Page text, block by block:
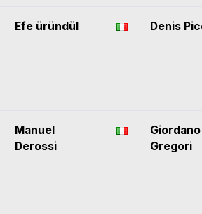
Efe üründül Denis
Manuel
Derossi
Giordano
Gregori